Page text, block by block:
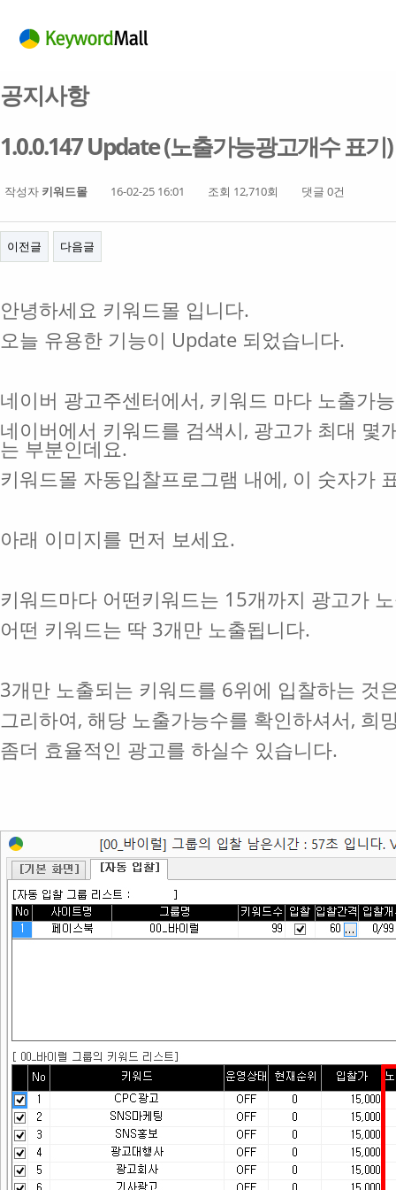
공지사항
1.0.0.147 Update (노출가능광고개수 표기)
작성자 키워드몰 16-02-25 16:01 조회 12,710회 댓글 0건
이전글 다음글
안녕하세요 키워드몰 입니다.
오늘 유용한 기능이 Update 되었습니다.
네이버 광고주센터에서, 키워드 마다 노출가
네이버에서 키워드를 검색시, 광고가 최대 몇
는 부분인데요.
키워드몰 자동입찰프로그램 내에, 이 숫자가
아래 이미지를 먼저 보세요.
키워드마다 어떤키워드는 15개까지 광고가
어떤 키워드는 딱 3개만 노출됩니다.
3개만 노출되는 키워드를 6위에 입찰하는 것
그리하여, 해당 노출가능수를 확인하셔서, 희
좀더 효율적인 광고를 하실수 있습니다.